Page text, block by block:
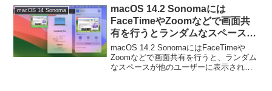
macOS 14 Sonoma
macOS 14.2 Sonomaには
FaceTimeやZoomなどで画面共
有を行うとランダムなスペースが
他のユーザーに表示され、個人情
報の漏洩につながる可能性のある
バグがあるので注意を。
macOS 14.2 SonomaにはFaceTimeや
Zoomなどで画面共有を行うと、ランダム
なスペースが他のユーザーに表示され個